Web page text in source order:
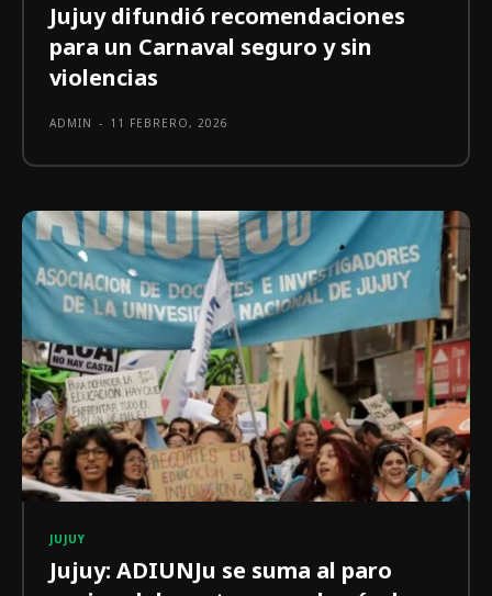
Jujuy difundió recomendaciones
para un Carnaval seguro y sin
violencias
ADMIN - 11 FEBRERO, 2026
JUJUY
Jujuy: ADIUNJu se suma al paro